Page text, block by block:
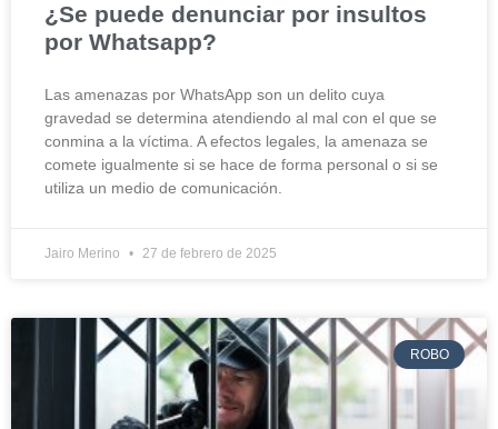
¿Se puede denunciar por insultos
por Whatsapp?
Las amenazas por WhatsApp son un delito cuya
gravedad se determina atendiendo al mal con el que se
conmina a la víctima. A efectos legales, la amenaza se
comete igualmente si se hace de forma personal o si se
utiliza un medio de comunicación.
Jairo Merino 27 de febrero de 2025
ROBO